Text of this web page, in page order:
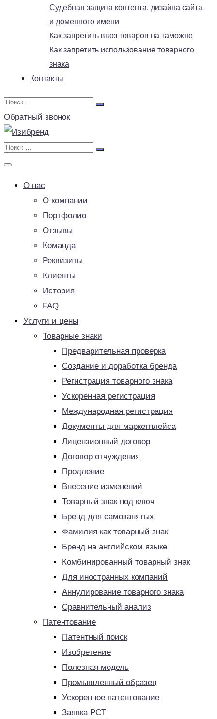
Судебная защита контента, дизайна сайта
и доменного имени
Как запретить ввоз товаров на таможне
Как запретить использование товарного
знака
Контакты
Обратный звонок
О нас
О компании
Портфолио
Отзывы
Команда
Реквизиты
Клиенты
История
FAQ
Услуги и цены
Товарные знаки
Предварительная проверка
Создание и доработка бренда
Регистрация товарного знака
Ускоренная регистрация
Международная регистрация
Документы для маркетплейса
Лицензионный договор
Договор отчуждения
Продление
Внесение изменений
Товарный знак под ключ
Бренд для самозанятых
Фамилия как товарный знак
Бренд на английском языке
Комбинированный товарный знак
Для иностранных компаний
Аннулирование товарного знака
Сравнительный анализ
Патентование
Патентный поиск
Изобретение
Полезная модель
Промышленный образец
Ускоренное патентование
Заявка PCT